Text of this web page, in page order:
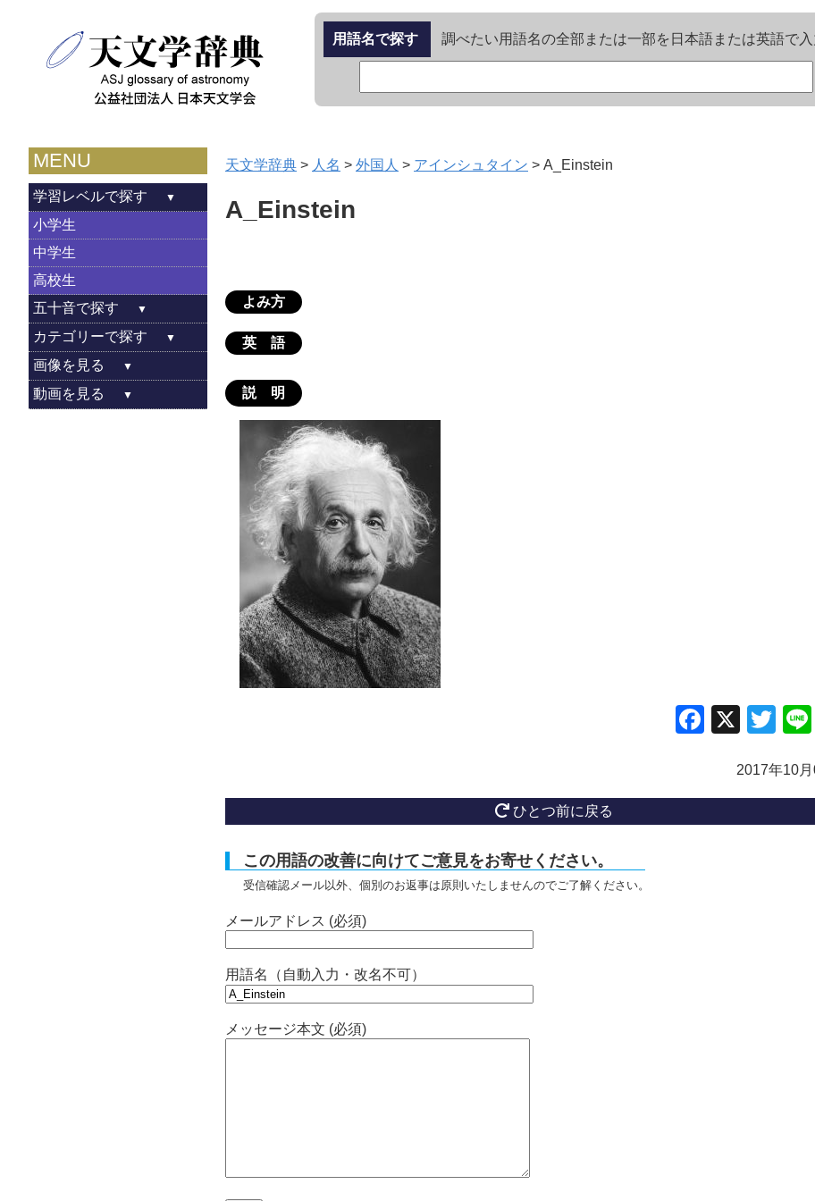
用語名で探す 調べたい用語名の全部または一部を日本語または英語で入
MENU
学習レベルで探す
小学生
中学生
高校生
五十音で探す
カテゴリーで探す
画像を見る
動画を見る
天文学辞典 > 人名 > 外国人 > アインシュタイン > A_Einstein
A_Einstein
よみ方
英 語
説 明
X
2017年10
ひとつ前に戻る
この用語の改善に向けてご意見をお寄せください。
受信確認メール以外、個別のお返事は原則いたしませんのでご了解ください。
メールアドレス (必須)
用語名（自動入力・改名不可）
メッセージ本文 (必須)